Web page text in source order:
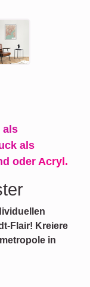
als
als
oder Acryl.
Flair! Kreiere
in